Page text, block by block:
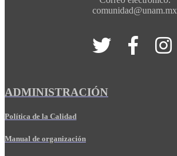
comunidad@unam.mx
ADMINISTRACIÓN
Política de la Calidad
Manual de organización